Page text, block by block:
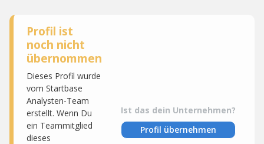
Profil ist
noch nicht
übernommen
Dieses Profil wurde
vom Startbase
Analysten-Team
erstellt. Wenn Du
ein Teammitglied
dieses
Ist das dein Unternehmen?
Profil übernehmen